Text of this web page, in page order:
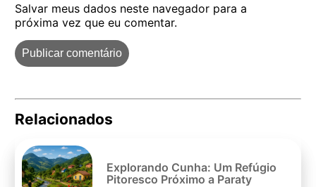
Salvar meus dados neste navegador para a
próxima vez que eu comentar.
Relacionados
Explorando Cunha: Um Refúgio
Pitoresco Próximo a Paraty